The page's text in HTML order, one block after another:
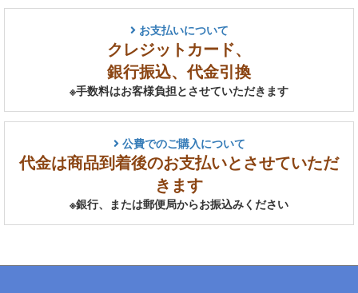
お支払いについて
クレジットカード、
銀行振込、代金引換
※手数料はお客様負担とさせていただきます
公費でのご購入について
代金は商品到着後のお支払いとさせていただ
きます
※銀行、または郵便局からお振込みください